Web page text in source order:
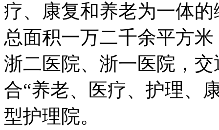
疗、康复和养老为一体
总面积一万二千余平方
浙二医院、浙一医院，
合“养老、医疗、护理、
型护理院。